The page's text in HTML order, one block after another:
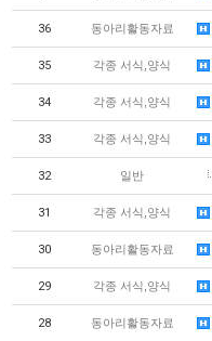
36 동아리활동자료
35 각종 서식,양식
34 각종 서식,양식
33 각종 서식,양식
32 일반
31 각종 서식,양식
30 동아리활동자료
29 각종 서식,양식
28 동아리활동자료